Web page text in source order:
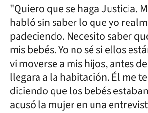
"Quiero que se haga Justicia.
habló sin saber lo que yo
padeciendo. Necesito saber
mis bebés. Yo no sé si ellos
vi moverse a mis hijos, antes
llegara a la habitación. Él me
diciendo que los bebés
acusó la mujer en una